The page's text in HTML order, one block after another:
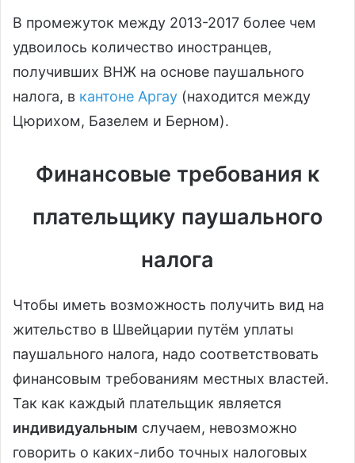
В промежуток между 2013-2017 более чем
удвоилось количество иностранцев,
получивших ВНЖ на основе паушального
налога, в кантоне Аргау (находится между
Цюрихом, Базелем и Берном).
Финансовые требования к
плательщику паушального
налога
Чтобы иметь возможность получить вид на
жительство в Швейцарии путём уплаты
паушального налога, надо соответствовать
финансовым требованиям местных властей.
Так как каждый плательщик является
индивидуальным случаем, невозможно
говорить о каких-либо точных налоговых